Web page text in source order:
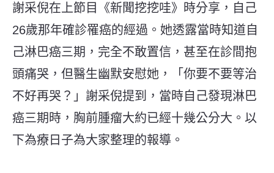
謝采倪在上節目《新聞挖挖哇》時分享，自己
26歲那年確診罹癌的經過。她透露當時知道自
己淋巴癌三期，完全不敢置信，甚至在診間抱
頭痛哭，但醫生幽默安慰她，「你要不要等治
不好再哭？」謝采倪提到，當時自己發現淋巴
癌三期時，胸前腫瘤大約已經十幾公分大。以
下為療日子為大家整理的報導。